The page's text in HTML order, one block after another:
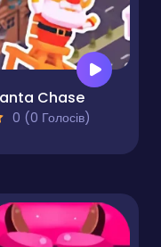
Chase
0 (0 Голосів)